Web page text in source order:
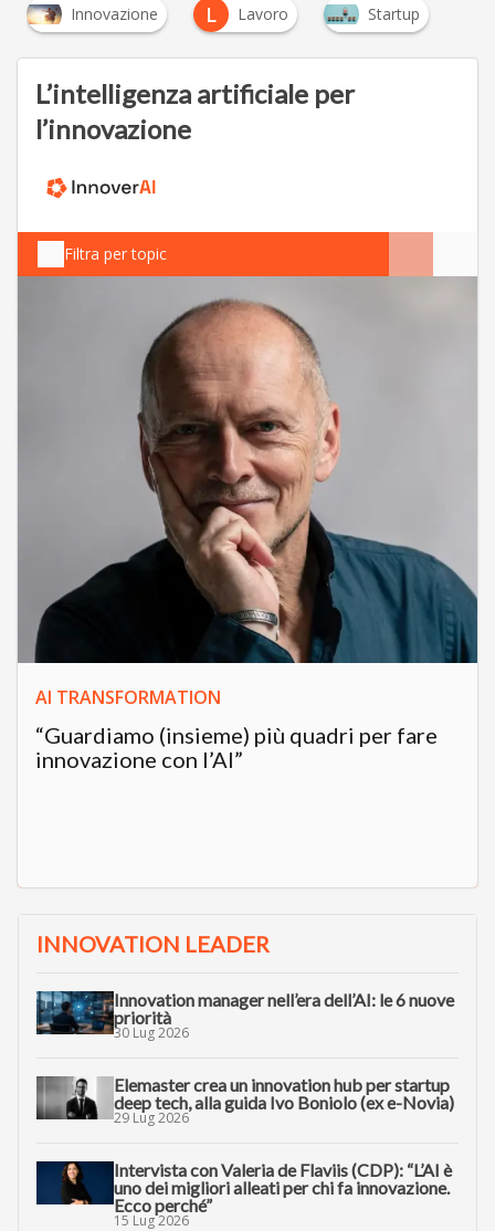
Innovazione L Lavoro Startup
L’intelligenza artificiale per
l’innovazione
Filtra per topic
AI TRANSFORMATION
“Guardiamo (insieme) più quadri per fare
innovazione con l’AI”
INNOVATION LEADER
Innovation manager nell’era dell’AI: le 6 nuove
priorità
30 Lug 2026
Elemaster crea un innovation hub per startup
deep tech, alla guida Ivo Boniolo (ex e-Novia)
29 Lug 2026
Intervista con Valeria de Flaviis (CDP): “L’AI è
uno dei migliori alleati per chi fa innovazione.
Ecco perché”
15 Lug 2026